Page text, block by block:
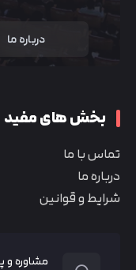
درباره ما
بخش های مفید
تماس با ما
درباره ما
شرایط و قوانین
مشاوره و